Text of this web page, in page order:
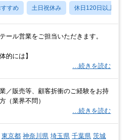
すめ 土日祝休み 休日120日以上
ール営業をご担当いただきます。
体的には】
…続きを読む
業／販売等、顧客折衝のご経験をお持
（業界不問）
…続きを読む
東京都 神奈川県 埼玉県 千葉県 茨城